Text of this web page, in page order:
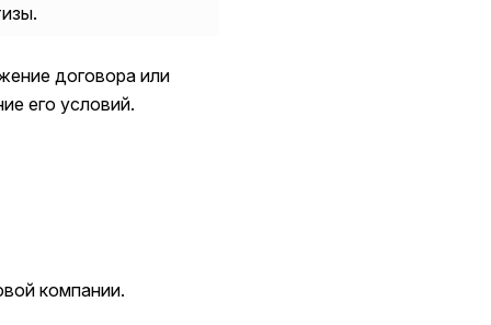
договора или
его условий.
компании.